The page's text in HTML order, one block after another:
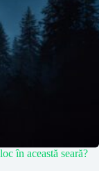
în această seară?